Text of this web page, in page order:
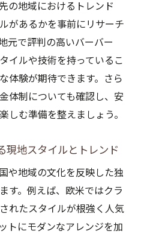
るメンズバーバースタ
バーで出会う地方独自の
を使ったバーバースト
感じる地域の文化と伝統
る各国のスタイルと技術
ースタイルの特徴と違
の地域におけるトレンド
があるかを事前にリサーチ
元で評判の高いバーバー
イルや技術を持っているこ
体験が期待できます。さら
体制についても確認し、安
しむ準備を整えましょう。
現地スタイルとトレンド
や地域の文化を反映した独
す。例えば、欧米ではクラ
れたスタイルが根強く人気
トにモダンなアレンジを加